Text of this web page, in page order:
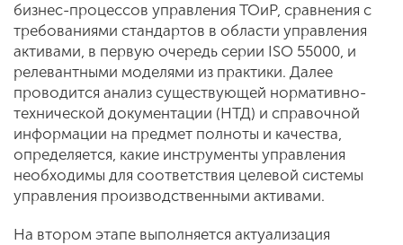
бизнес-процессов управления ТОиР, сравнения с
требованиями стандартов в области управления
активами, в первую очередь серии ISO 55000, и
релевантными моделями из практики. Далее
проводится анализ существующей нормативно-
технической документации (НТД) и справочной
информации на предмет полноты и качества,
определяется, какие инструменты управления
необходимы для соответствия целевой системы
управления производственными активами.
На втором этапе выполняется актуализация